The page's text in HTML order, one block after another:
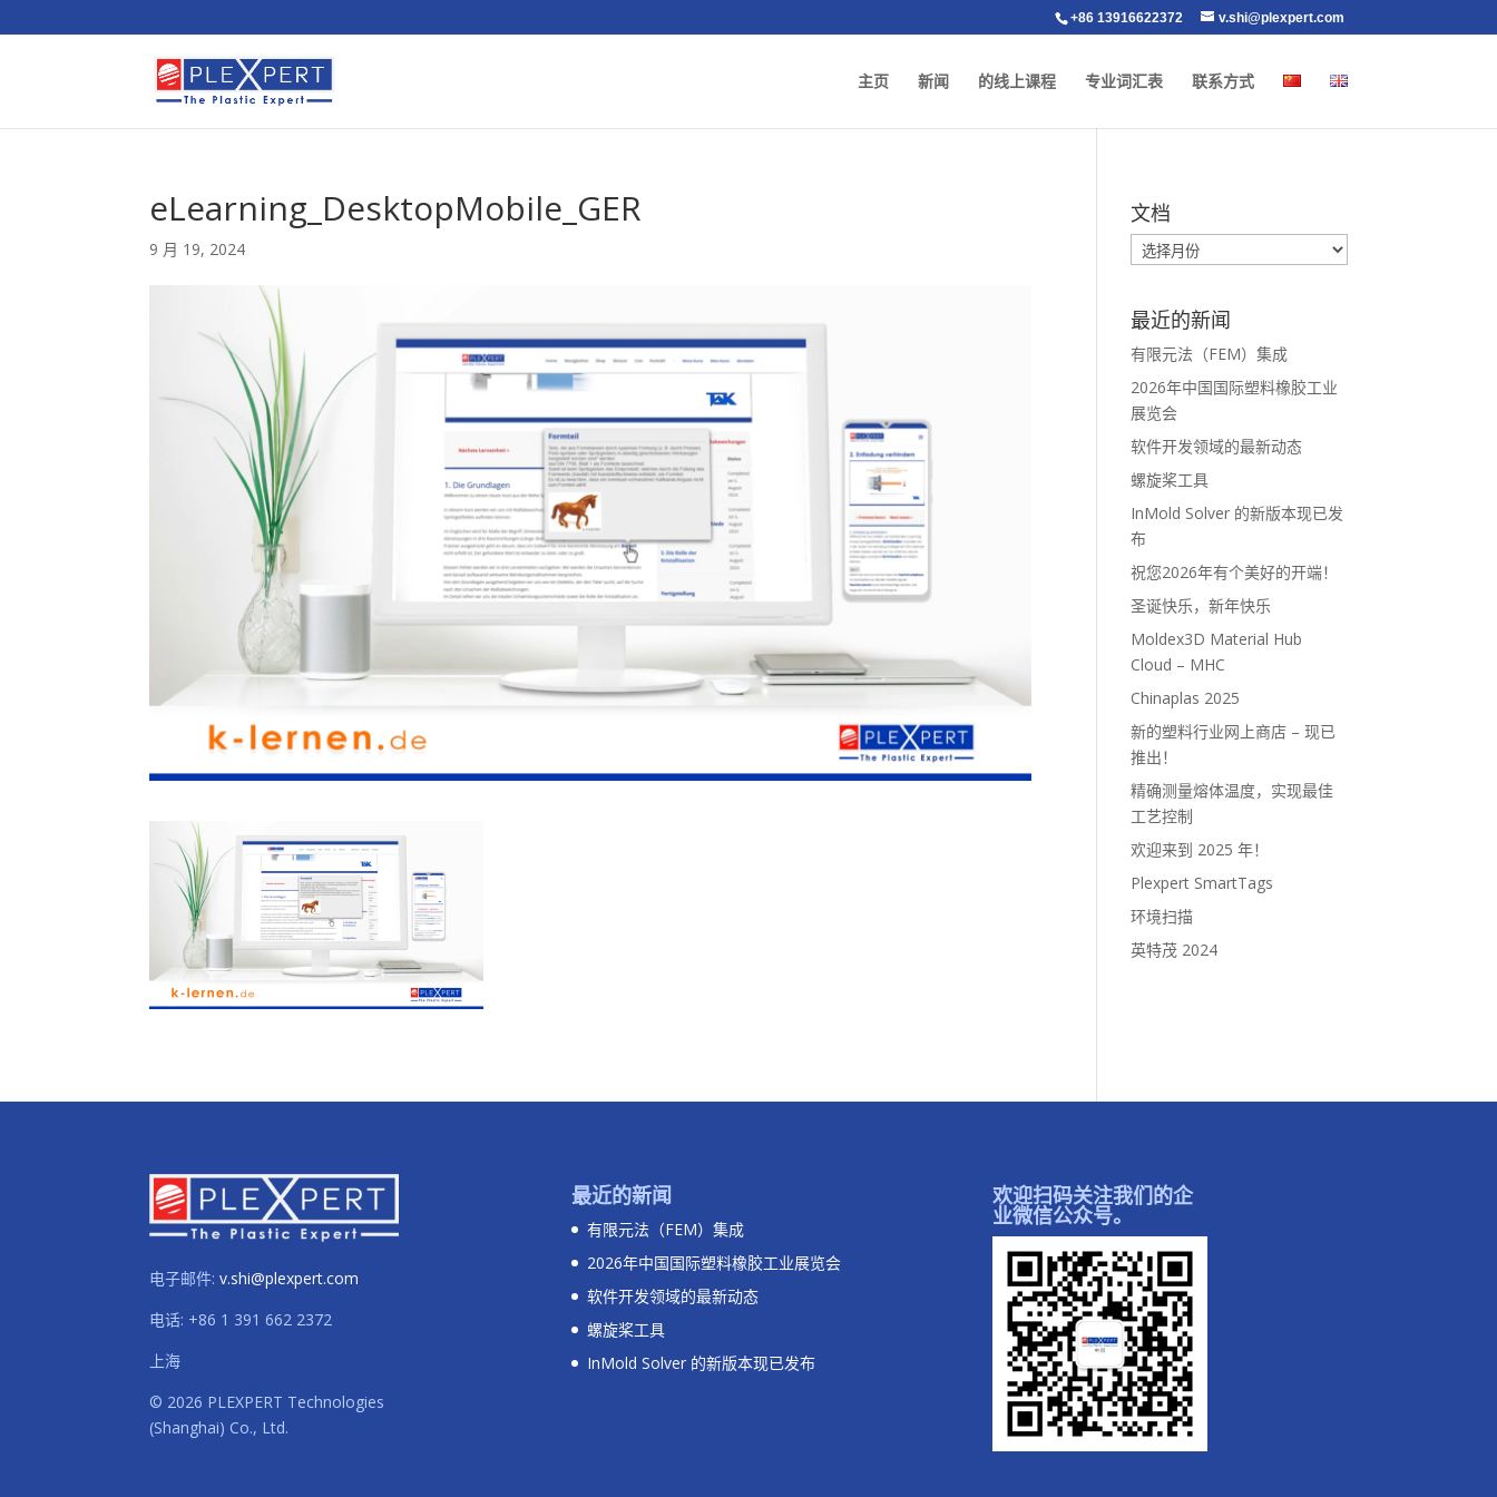
+86 13916622372 v.shi@plexpert.com
主页 新闻 的线上课程 专业词汇表 联系方式
eLearning_DesktopMobile_GER
9 月 19, 2024
文档
最近的新闻
有限元法（FEM）集成
2026年中国国际塑料橡胶工业
展览会
软件开发领域的最新动态
螺旋桨工具
InMold Solver 的新版本现已发
布
祝您2026年有个美好的开端！
圣诞快乐，新年快乐
Moldex3D Material Hub
Cloud – MHC
Chinaplas 2025
新的塑料行业网上商店 – 现已
推出！
精确测量熔体温度，实现最佳
工艺控制
欢迎来到 2025 年！
Plexpert SmartTags
环境扫描
英特茂 2024
电子邮件:v.shi@plexpert.com
电话: +86 1 391 662 2372
上海
© 2026 PLEXPERT Technologies
(Shanghai) Co., Ltd.
最近的新闻
有限元法（FEM）集成
2026年中国国际塑料橡胶工业展览会
软件开发领域的最新动态
螺旋桨工具
InMold Solver 的新版本现已发布
欢迎扫码关注我们的企
业微信公众号。